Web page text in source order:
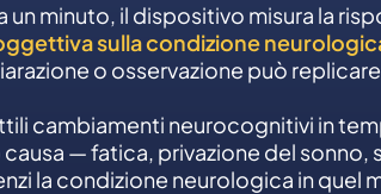
un minuto, il dispositivo misura la
sulla condizione
o osservazione può
cambiamenti neurocognitivi in
causa — fatica, privazione del sonno,
la condizione neurologica in quel